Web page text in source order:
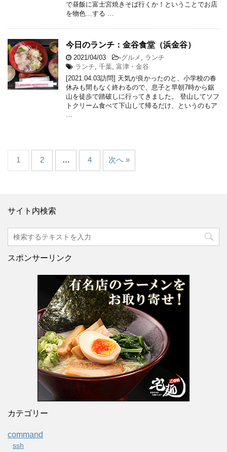
で昼飯に富士宮焼きそば行くか！ということでお店
を物色…する …
今日のランチ：金谷食堂（浜金谷）
2021/04/03 -グルメ , ランチ
ランチ, 千葉, 富津・金谷
[2021.04.03訪問] 天気が良かったのと、小学校の春
休みも間もなく終わるので、息子と早朝7時から鋸
山を徒歩で踏破しに行ってきました。 登山してソフ
トクリーム食べて下山して帰るだけ、というのもア
…
1 2 … 4 次へ »
サイト内検索
スポンサーリンク
カテゴリー
command
ssh